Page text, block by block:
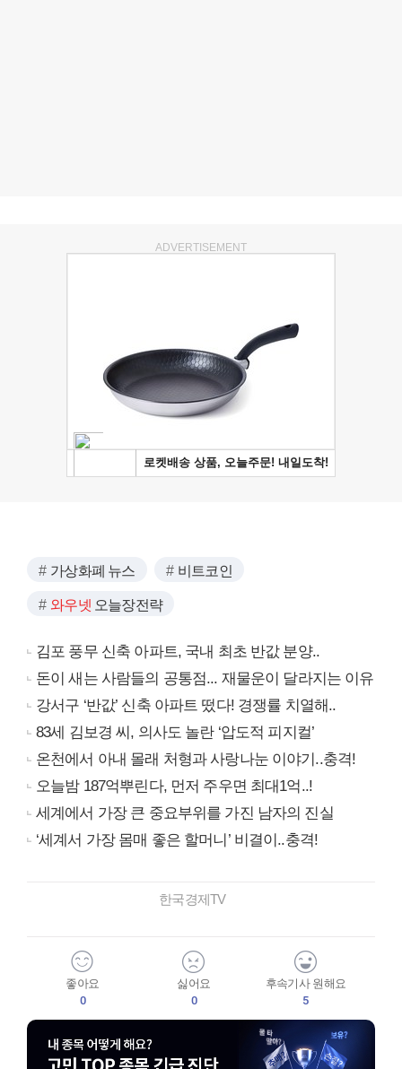
ADVERTISEMENT
가상화폐 뉴스 비트코인
와우넷 오늘장전략
김포 풍무 신축 아파트, 국내 최초 반값 분양..
돈이 새는 사람들의 공통점... 재물운이 달라지는 이유
강서구 ‘반값’ 신축 아파트 떴다! 경쟁률 치열해..
83세 김보경 씨, 의사도 놀란 ‘압도적 피지컬’
온천에서 아내 몰래 처형과 사랑나눈 이야기..충격!
오늘밤 187억뿌린다, 먼저 주우면 최대1억..!
세계에서 가장 큰 중요부위를 가진 남자의 진실
‘세계서 가장 몸매 좋은 할머니’ 비결이..충격!
한국경제TV
좋아요
0
싫어요
0
후속기사 원해요
5